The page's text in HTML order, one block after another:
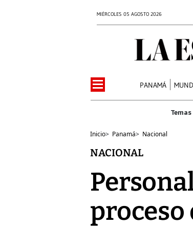
MIÉRCOLES 05 AGOSTO 2026
PANAMÁ
Inicio> Panamá> Nacional
NACIONAL